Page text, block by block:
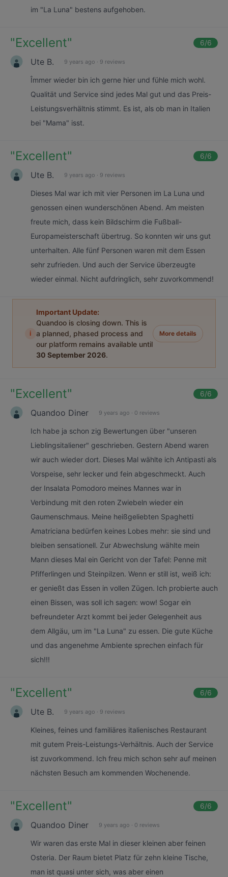
im "La Luna" bestens aufgehoben.
"Excellent" 6/6
Ute B. 9 years ago · 9 reviews
Îmmer wieder bin ich gerne hier und fühle mich wohl.
Qualität und Service sind jedes Mal gut und das Preis-
Leistungsverhältnis stimmt. Es ist, als ob man in Italien
bei "Mama" isst.
"Excellent" 6/6
Ute B. 9 years ago · 9 reviews
Dieses Mal war ich mit vier Personen im La Luna und
genossen einen wunderschönen Abend. Am meisten
freute mich, dass kein Bildschirm die Fußball-
Europameisterschaft übertrug. So konnten wir uns gut
unterhalten. Alle fünf Personen waren mit dem Essen
sehr zufrieden. Und auch der Service überzeugte
wieder einmal. Nicht aufdringlich, sehr zuvorkommend!
i
Important Update:
Quandoo is closing down. This is
a planned, phased process and
our platform remains available until
30 September 2026.
More details
"Excellent" 6/6
Quandoo Diner 9 years ago · 0 reviews
Ich habe ja schon zig Bewertungen über "unseren
Lieblingsitaliener" geschrieben. Gestern Abend waren
wir auch wieder dort. Dieses Mal wählte ich Antipasti als
Vorspeise, sehr lecker und fein abgeschmeckt. Auch
der Insalata Pomodoro meines Mannes war in
Verbindung mit den roten Zwiebeln wieder ein
Gaumenschmaus. Meine heißgeliebten Spaghetti
Amatriciana bedürfen keines Lobes mehr: sie sind und
bleiben sensationell. Zur Abwechslung wählte mein
Mann dieses Mal ein Gericht von der Tafel: Penne mit
Pfifferlingen und Steinpilzen. Wenn er still ist, weiß ich:
er genießt das Essen in vollen Zügen. Ich probierte auch
einen Bissen, was soll ich sagen: wow! Sogar ein
befreundeter Arzt kommt bei jeder Gelegenheit aus
dem Allgäu, um im "La Luna" zu essen. Die gute Küche
und das angenehme Ambiente sprechen einfach für
sich!!!
"Excellent" 6/6
Ute B. 9 years ago · 9 reviews
Kleines, feines und familiäres italienisches Restaurant
mit gutem Preis-Leistungs-Verhältnis. Auch der Service
ist zuvorkommend. Ich freu mich schon sehr auf meinen
nächsten Besuch am kommenden Wochenende.
"Excellent" 6/6
Quandoo Diner 9 years ago · 0 reviews
Wir waren das erste Mal in dieser kleinen aber feinen
Osteria. Der Raum bietet Platz für zehn kleine Tische,
man ist quasi unter sich, was aber einen